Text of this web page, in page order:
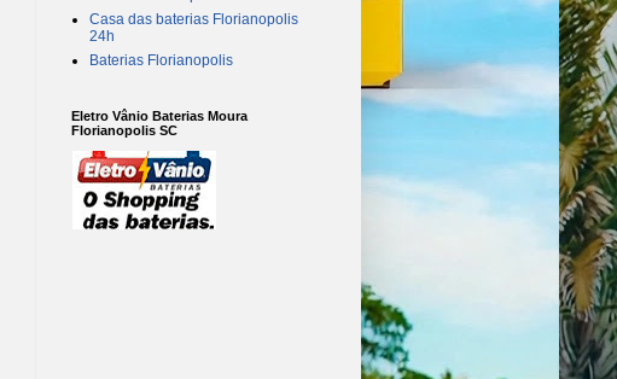
Casa das baterias Florianopolis
24h
Baterias Florianopolis
Eletro Vânio Baterias Moura
Florianopolis SC